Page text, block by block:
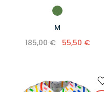
M
185,00 €
55,50 €